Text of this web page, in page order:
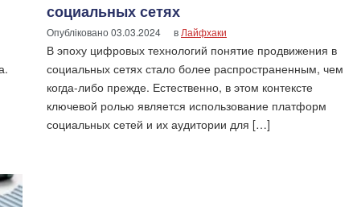
социальных сетях
Опубліковано03.03.2024 в Лайфхаки
В эпоху цифровых технологий понятие продвижения в
социальных сетях стало более распространенным, чем
когда-либо прежде. Естественно, в этом контексте
ключевой ролью является использование платформ
социальных сетей и их аудитории для […]